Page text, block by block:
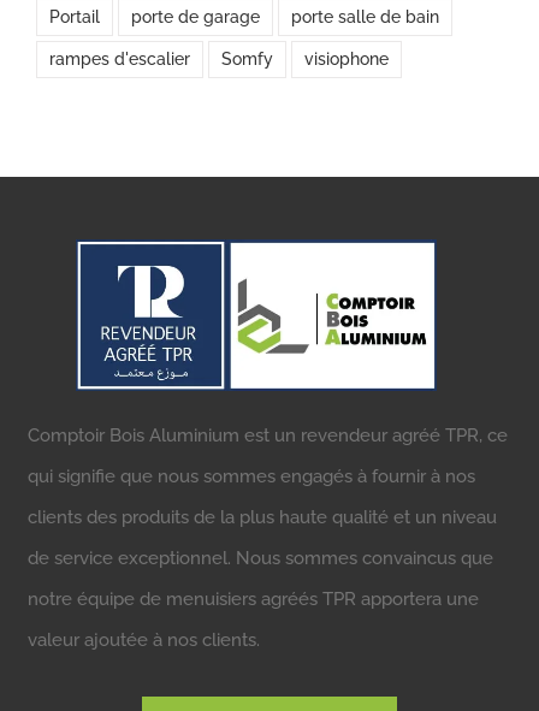
Portail porte de garage porte salle de bain
rampes d'escalier Somfy visiophone
Comptoir Bois Aluminium est un revendeur agréé TPR, ce
qui signifie que nous sommes engagés à fournir à nos
clients des produits de la plus haute qualité et un niveau
de service exceptionnel. Nous sommes convaincus que
notre équipe de menuisiers agréés TPR apportera une
valeur ajoutée à nos clients.